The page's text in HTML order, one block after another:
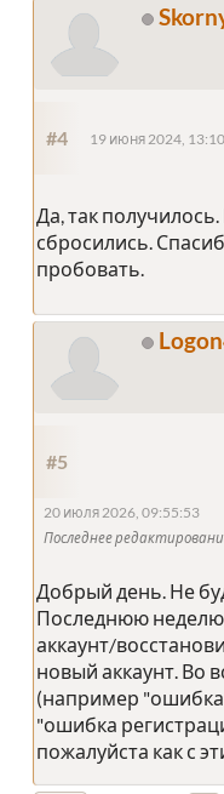
#4 19 июня 2024,
Да, так
сбросились.
пробовать.
#5
20 июля 2026, 09:55:53
Последнее
Добрый день. Не
Последнюю неделю
аккаунт/
новый аккаунт. Во
(например
"ошибка
пожалуйста как с